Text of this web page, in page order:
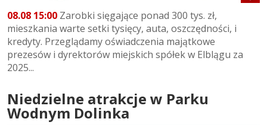
08.08 15:00 Zarobki sięgające ponad 300 tys. zł,
mieszkania warte setki tysięcy, auta, oszczędności, i
kredyty. Przeglądamy oświadczenia majątkowe
prezesów i dyrektorów miejskich spółek w Elblągu za
2025...
Niedzielne atrakcje w Parku
Wodnym Dolinka